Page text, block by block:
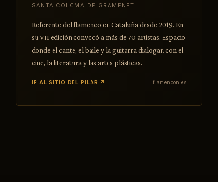
SANTA COLOMA DE GRAMENET
Referente del flamenco en Cataluña desde 2019. En
su VII edición convocó a más de 70 artistas. Espacio
donde el cante, el baile y la guitarra dialogan con el
cine, la literatura y las artes plásticas.
IR AL SITIO DEL PILAR ↗ flamencon.es